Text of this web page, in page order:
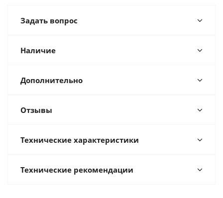
Задать вопрос
Наличие
Дополнительно
Отзывы
Технические характеристики
Технические рекомендации